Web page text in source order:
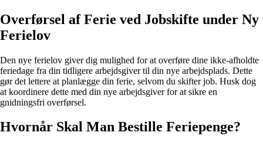
Overførsel af Ferie ved Jobskifte under Ny
Ferielov
Den nye ferielov giver dig mulighed for at overføre dine ikke-afholdte
feriedage fra din tidligere arbejdsgiver til din nye arbejdsplads. Dette
gør det lettere at planlægge din ferie, selvom du skifter job. Husk dog
at koordinere dette med din nye arbejdsgiver for at sikre en
gnidningsfri overførsel.
Hvornår Skal Man Bestille Feriepenge?